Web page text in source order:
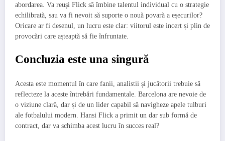
abordarea. Va reuși Flick să îmbine talentul individual cu o strategie
echilibrată, sau va fi nevoit să suporte o nouă povară a eșecurilor?
Oricare ar fi desenul, un lucru este clar: viitorul este incert și plin de
provocări care așteaptă să fie înfruntate.
Concluzia este una singură
Acesta este momentul în care fanii, analistii și jucătorii trebuie să
reflecteze la aceste întrebări fundamentale. Barcelona are nevoie de
o viziune clară, dar și de un lider capabil să navigheze apele tulburi
ale fotbalului modern. Hansi Flick a primit un dar sub formă de
contract, dar va schimba acest lucru în succes real?